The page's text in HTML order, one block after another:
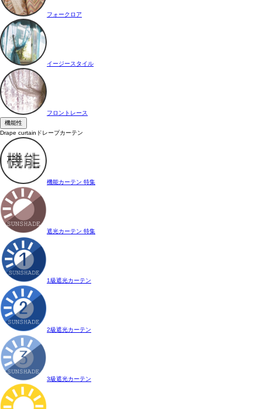
フォークロア
イージースタイル
フロントレース
機能性
Drape curtain ドレープカーテン
機能カーテン 特集
遮光カーテン 特集
1級遮光カーテン
2級遮光カーテン
3級遮光カーテン